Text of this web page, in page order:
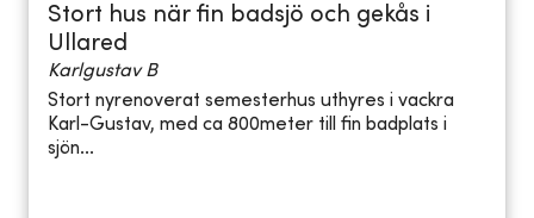
Stort hus när fin badsjö och gekås i
Ullared
Karlgustav B
Stort nyrenoverat semesterhus uthyres i vackra
Karl-Gustav, med ca 800meter till fin badplats i
sjön...